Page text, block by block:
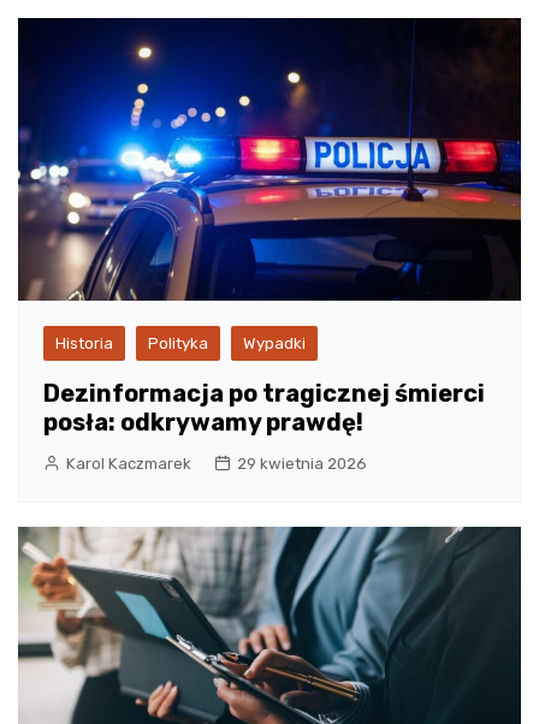
Historia Polityka Wypadki
Dezinformacja po tragicznej śmierci
posła: odkrywamy prawdę!
Karol Kaczmarek 29 kwietnia 2026